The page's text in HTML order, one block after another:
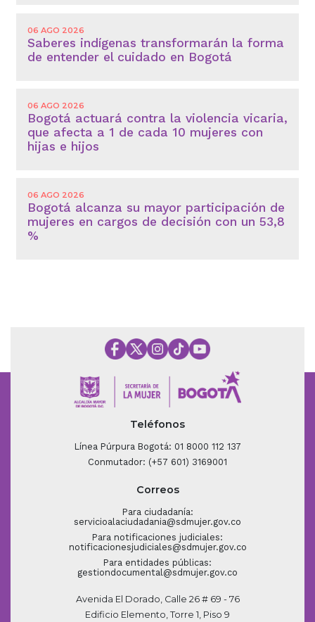
06 AGO 2026
Saberes indígenas transformarán la forma
de entender el cuidado en Bogotá
06 AGO 2026
Bogotá actuará contra la violencia vicaria,
que afecta a 1 de cada 10 mujeres con
hijas e hijos
06 AGO 2026
Bogotá alcanza su mayor participación de
mujeres en cargos de decisión con un 53,8
%
Teléfonos
Línea Púrpura Bogotá: 01 8000 112 137
Conmutador: (+57 601) 3169001
Correos
Para ciudadanía:
servicioalaciudadania@sdmujer.gov.co
Para notificaciones judiciales:
notificacionesjudiciales@sdmujer.gov.co
Para entidades públicas:
gestiondocumental@sdmujer.gov.co
Avenida El Dorado, Calle 26 # 69 - 76
Edificio Elemento, Torre 1, Piso 9